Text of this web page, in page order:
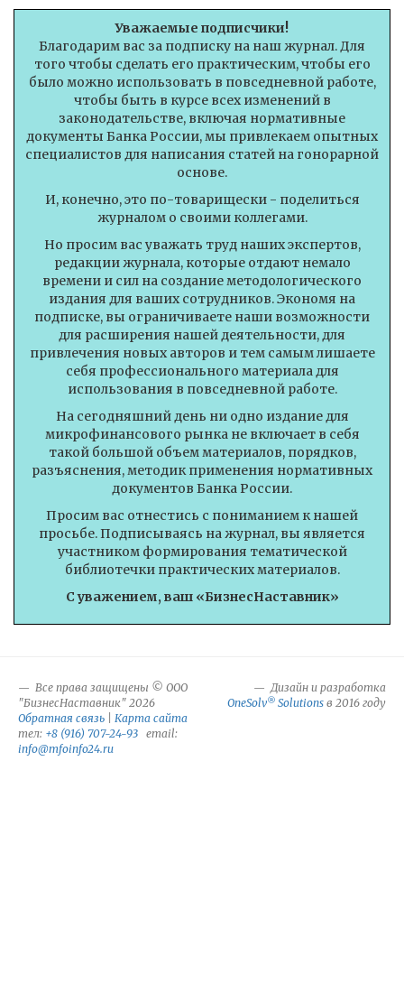
Уважаемые подписчики!
Благодарим вас за подписку на наш журнал. Для
того чтобы сделать его практическим, чтобы его
было можно использовать в повседневной работе,
чтобы быть в курсе всех изменений в
законодательстве, включая нормативные
документы Банка России, мы привлекаем опытных
специалистов для написания статей на гонорарной
основе.
И, конечно, это по-товарищески - поделиться
журналом о своими коллегами.
Но просим вас уважать труд наших экспертов,
редакции журнала, которые отдают немало
времени и сил на создание методологического
издания для ваших сотрудников. Экономя на
подписке, вы ограничиваете наши возможности
для расширения нашей деятельности, для
привлечения новых авторов и тем самым лишаете
себя профессионального материала для
использования в повседневной работе.
На сегодняшний день ни одно издание для
микрофинансового рынка не включает в себя
такой большой объем материалов, порядков,
разъяснения, методик применения нормативных
документов Банка России.
Просим вас отнестись с пониманием к нашей
просьбе. Подписываясь на журнал, вы является
участником формирования тематической
библиотечки практических материалов.
С уважением, ваш «БизнесНаставник»
Все права защищены © ООО
"БизнесНаставник" 2026
Обратная связь
Карта сайта
тел: +8 (916) 707-24-93 email:
info@mfoinfo24.ru
Дизайн и разработка
OneSolv® Solutions в 2016 году